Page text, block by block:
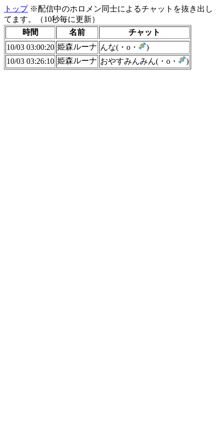
トップ※配信中のホロメン同士によるチャットを抜き出し
てます。（10秒毎に更新）
時間
名前
チャット
10/03 03:00:20 姫森ルーナ んな(・o・
)
10/03 03:26:10 姫森ルーナ おやすみんみん(・o・ )